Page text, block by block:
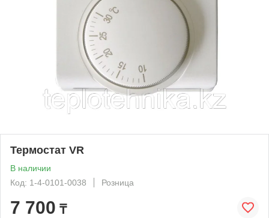
Термостат VR
В наличии
Код: 1-4-0101-0038
Розница
7 700 ₸